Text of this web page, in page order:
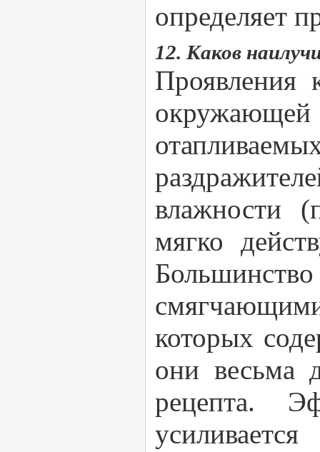
определяет
12. Каков
Проявления
влажности
мягко
которых
они весьма
рецепта.